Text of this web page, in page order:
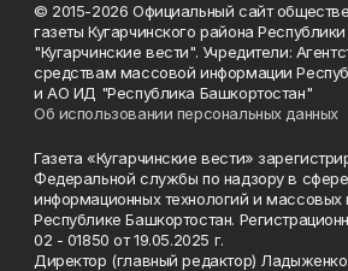
© 2015-2026 Официальный сайт
газеты Кугарчинского района
"Кугарчинские вести". Учредители:
средствам массовой информации
и АО ИД "Республика Башкортостан"
Об использовании персональных данных
Газета «Кугарчинские вести»
Федеральной службы по надзору в
информационных технологий и массовых
Республике Башкортостан.
02 - 01850 от 19.05.2025 г.
Директор (главный редактор)